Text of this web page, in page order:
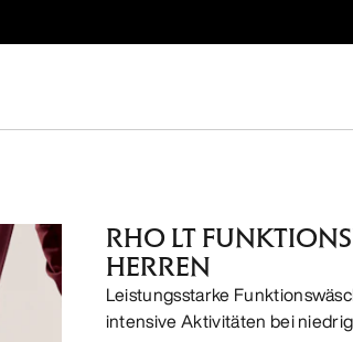
RHO LT
HERREN
Leistungsstarke
intensive Aktivitäten bei